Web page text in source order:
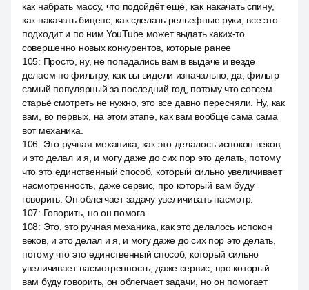
как набрать массу, что подойдёт ещё, как накачать спину,
как накачать бицепс, как сделать рельефные руки, все это
подходит и по ним YouTube может выдать каких-то
совершенно новых конкурентов, которые ранее
105: Просто, ну, не попадались вам в выдаче и везде
делаем по фильтру, как вы видели изначально, да, фильтр
самый популярный за последний год, потому что совсем
старьё смотреть не нужно, это все давно пересняли. Ну, как
вам, во первых, на этом этапе, как вам вообще сама сама
вот механика.
106: Это ручная механика, как это делалось испокон веков,
и это делал и я, и могу даже до сих пор это делать, потому
что это единственный способ, который сильно увеличивает
насмотренность, даже сервис, про который вам буду
говорить. Он облегчает задачу увеличивать насмотр.
107: Говорить, но он помога.
108: Это, это ручная механика, как это делалось испокон
веков, и это делал и я, и могу даже до сих пор это делать,
потому что это единственный способ, который сильно
увеличивает насмотренность, даже сервис, про который
вам буду говорить, он облегчает задачи, но он помогает